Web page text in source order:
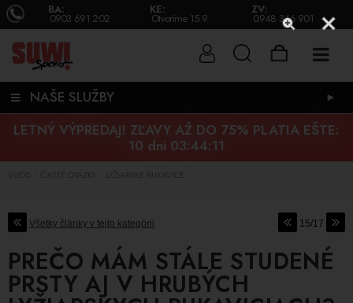
BA:
0903 691 202
KE:
Otvoríme 15.9.
ZV:
0948 346 901
NAŠE SLUŽBY ►
LETNÝ VÝPREDAJ! ZĽAVY AŽ DO 75% PLATIA EŠTE:
10 dni 03:44:10
ÚVOD ČASTÉ OTÁZKY LYŽIARSKE RUKAVICE
Všetky články v tejto kategórii 15/17
PREČO MÁM STÁLE STUDENÉ
PRSTY AJ V HRUBÝCH